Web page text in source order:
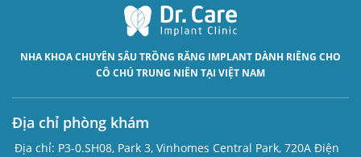
NHA KHOA CHUYÊN SÂU TRỒNG RĂNG IMPLANT DÀNH RIÊNG CHO
CÔ CHÚ TRUNG NIÊN TẠI VIỆT NAM
Địa chỉ phòng khám
Địa chỉ: P3-0.SH08, Park 3, Vinhomes Central Park, 720A Điện